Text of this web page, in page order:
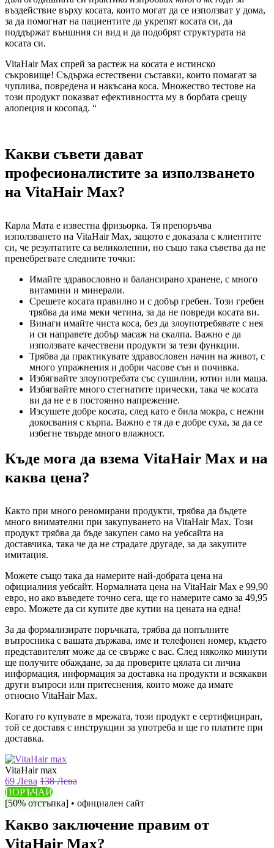
въздействие върху косата, които могат да се използват у дома,
за да помогнат на пациентите да укрепят косата си, да
поддържат външния си вид и да подобрят структурата на
косата си.
VitaHair Max спрей за растеж на косата е истинско
съкровище! Съдържа естествени съставки, които помагат за
чуплива, повредена и накъсана коса. Множество тестове на
този продукт показват ефективността му в борбата срещу
алопеция и косопад. “
Какви съвети дават
професионалистите за използването
на VitaHair Max?
Карла Мата е известна фризьорка. Тя препоръчва
използването на VitaHair Max, защото е доказала с клиентите
си, че резултатите са великолепни, но също така съветва да не
пренебрегвате следните точки:
Имайте здравословно и балансирано хранене, с много
витамини и минерали.
Срешете косата правилно и с добър гребен. Този гребен
трябва да има меки четина, за да не повреди косата ви.
Винаги имайте чиста коса, без да злоупотребявате с нея
и си направете добър масаж на скалпа. Важно е да
използвате качествени продукти за тези функции.
Трябва да практикувате здравословен начин на живот, с
много упражнения и добри часове сън и почивка.
Избягвайте злоупотребата със сушилни, ютии или маша.
Избягвайте много стегнатите прически, така че косата
ви да не е в постоянно напрежение.
Изсушете добре косата, след като е била мокра, с нежни
докосвания с кърпа. Важно е тя да е добре суха, за да се
избегне твърде много влажност.
Къде мога да взема VitaHair Max и на
каква цена?
Както при много реномирани продукти, трябва да бъдете
много внимателни при закупуването на VitaHair Max. Този
продукт трябва да бъде закупен само на уебсайта на
доставчика, така че да не страдате другаде, за да закупите
имитация.
Можете също така да намерите най-добрата цена на
официалния уебсайт. Нормалната цена на VitaHair Max е 99,90
евро, но ако въведете точно сега, ще го намерите само за 49,95
евро. Можете да си купите две кутии на цената на една!
За да формализирате поръчката, трябва да попълните
въпросника с вашата държава, име и телефонен номер, където
представителят може да се свърже с вас. След няколко минути
ще получите обаждане, за да проверите цялата си лична
информация, информация за доставка на продукти и всякакви
други въпроси или притеснения, които може да имате
относно VitaHair Max.
Когато го купувате в мрежата, този продукт е сертифициран,
той се доставя с инструкции за употреба и ще го платите при
доставка.
VitaHair max
69 Лева 138 Лева
ПОРЪЧАЙ
[50% отстъпка] • официален сайт
Какво заключение правим от
VitaHair Max?